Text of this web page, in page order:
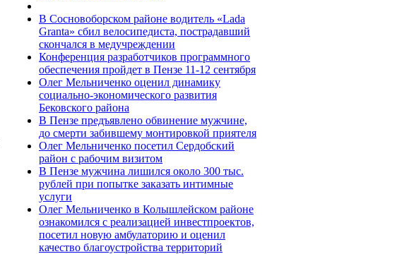
В Сосновоборском районе водитель «Lada
Granta» сбил велосипедиста, пострадавший
скончался в медучреждении
Конференция разработчиков программного
обеспечения пройдет в Пензе 11-12 сентября
Олег Мельниченко оценил динамику
социально-экономического развития
Бековского района
В Пензе предъявлено обвинение мужчине,
до смерти забившему монтировкой приятеля
Олег Мельниченко посетил Сердобский
район с рабочим визитом
В Пензе мужчина лишился около 300 тыс.
рублей при попытке заказать интимные
услуги
Олег Мельниченко в Колышлейском районе
ознакомился с реализацией инвестпроектов,
посетил новую амбулаторию и оценил
качество благоустройства территорий